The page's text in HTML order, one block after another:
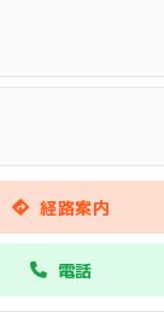
経路案内
電話